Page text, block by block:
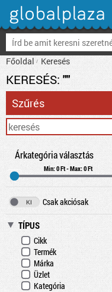
Főoldal Keresés
KERESÉS: ""
Szűrés
Árkategória választás
Min: 0 Ft - Max: 0 Ft
Csak akciósak
TÍPUS
Cikk
Termék
Márka
Üzlet
Kategória